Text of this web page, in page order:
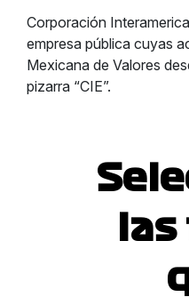
Corporación
empresa pública cuyas
Mexicana de Valores
pizarra “CIE”.